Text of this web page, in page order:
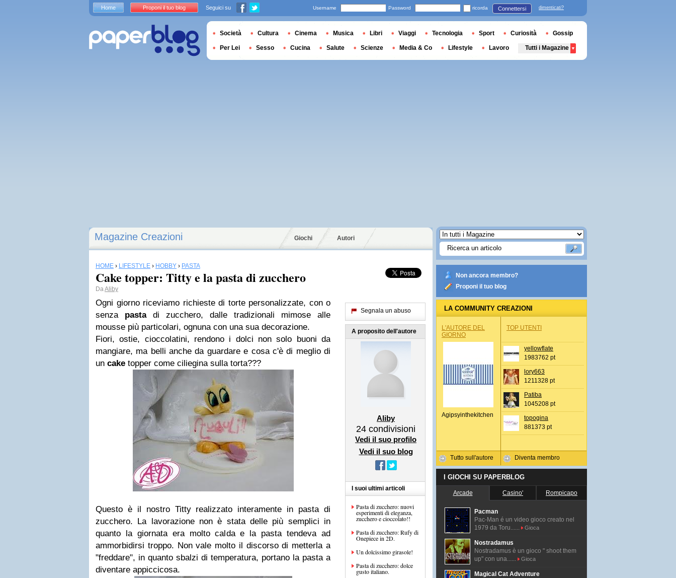
Magazine Creazioni Giochi Autori
HOME › LIFESTYLE › HOBBY › PASTA
Cake topper: Titty e la pasta di zucchero
DaAliby
Ogni giorno riceviamo richieste di torte personalizzate, con o
senza pastadi zucchero, dalle tradizionali mimose alle
mousse più particolari, ognuna con una sua decorazione.
Fiori, ostie, cioccolatini, rendono i dolci non solo buoni da
mangiare, ma belli anche da guardare e cosa c'è di meglio di
un cake topper come ciliegina sulla torta???
Questo è il nostro Tittyrealizzato interamente in pasta di
zucchero. La lavorazione non è stata delle più semplici in
quanto la giornata era molto calda e la pasta tendeva ad
ammorbidirsi troppo. Non vale molto il discorso di metterla a
"freddare", in quanto sbalzi di temperatura, portano la pasta a
diventare appiccicosa.
Segnala un abuso
A proposito dell'autore
Aliby
24 condivisioni
Vedi il suo profilo
Vedi il suo blog
I suoi ultimi articoli
Pasta di zucchero: nuovi
esperimenti di eleganza,
zucchero e cioccolato!!
Pasta di zucchero: Rufy di
Onepiece in 2D.
Un dolcissimo girasole!
Pasta di zucchero: dolce
gusto italiano.
Non ancora membro?
Proponi il tuo blog
LA COMMUNITY CREAZIONI
L'AUTORE DEL
GIORNO
Agipsyinthekitchen
Tutto sull'autore
TOP UTENTI
yellowflate
1983762 pt
lory663
1211328 pt
Patiba
1045208 pt
topogina
881373 pt
Diventa membro
I GIOCHI SU PAPERBLOG
Arcade Casino' Rompicapo
Pacman
Pac-Man é un video gioco creato nel
1979 da Toru......
Gioca
Nostradamus
Nostradamus è un gioco " shoot them
up" con una......
Gioca
Magical Cat Adventure
Home Proponi il tuo blog Seguici su Username Password ricorda Connettersi dimenticati?
Società Cultura Cinema Musica Libri Viaggi Tecnologia Sport Curiosità Gossip
Per Lei Sesso Cucina Salute Scienze Media & Co Lifestyle Lavoro Tutti i Magazine